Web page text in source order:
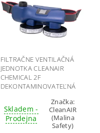
FILTRAČNE VENTILAČNÁ
JEDNOTKA CLEANAIR
CHEMICAL 2F
DEKONTAMINOVATEĽNÁ
Skladem -
Prodejna
Značka:
CleanAIR
(Malina
Safety)